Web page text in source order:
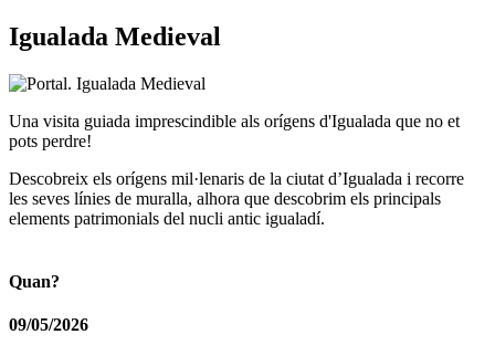
Igualada Medieval
Una visita guiada imprescindible als orígens d'Igualada que no et
pots perdre!
Descobreix els orígens mil·lenaris de la ciutat d’Igualada i recorre
les seves línies de muralla, alhora que descobrim els principals
elements patrimonials del nucli antic igualadí.
Quan?
09/05/2026